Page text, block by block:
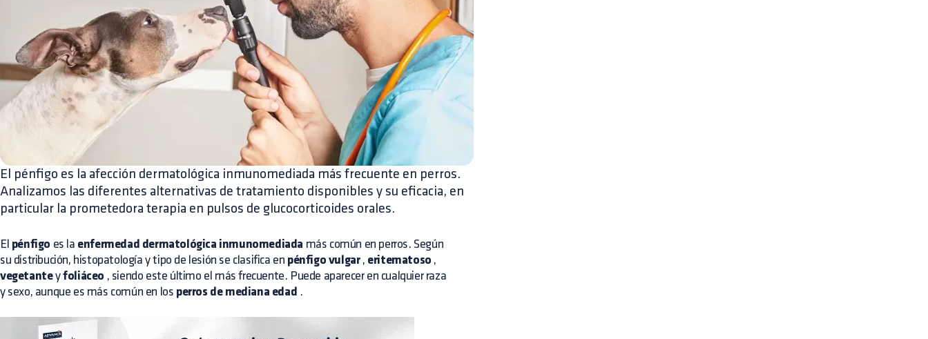
El pénfigo es la afección dermatológica inmunomediada más frecuente en perros.
Analizamos las diferentes alternativas de tratamiento disponibles y su eficacia, en
particular la prometedora terapia en pulsos de glucocorticoides orales.
El pénfigo es la enfermedad dermatológica inmunomediada más común en perros. Según
su distribución, histopatología y tipo de lesión se clasifica en pénfigo vulgar, eritematoso ,
vegetanteyfoliáceo , siendo este último el más frecuente. Puede aparecer en cualquier raza
y sexo, aunque es más común en los perros de mediana edad .